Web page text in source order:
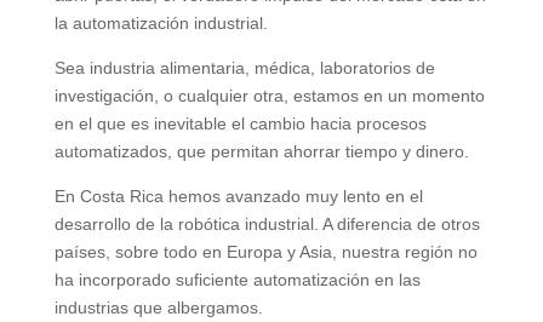
la automatización industrial.
Sea industria alimentaria, médica, laboratorios de
investigación, o cualquier otra, estamos en un momento
en el que es inevitable el cambio hacia procesos
automatizados, que permitan ahorrar tiempo y dinero.
En Costa Rica hemos avanzado muy lento en el
desarrollo de la robótica industrial. A diferencia de otros
países, sobre todo en Europa y Asia, nuestra región no
ha incorporado suficiente automatización en las
industrias que albergamos.